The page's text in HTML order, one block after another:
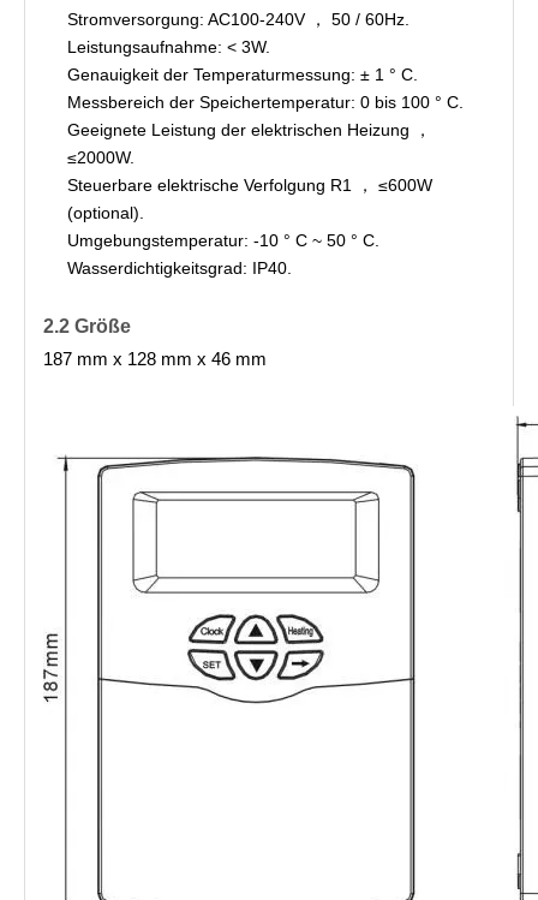
Stromversorgung: AC100-240V ， 50 / 60Hz.
Leistungsaufnahme: < 3W.
Genauigkeit der Temperaturmessung: ± 1 ° C.
Messbereich der Speichertemperatur: 0 bis 100 ° C.
Geeignete Leistung der elektrischen Heizung ，
≤2000W.
Steuerbare elektrische Verfolgung R1 ， ≤600W
(optional).
Umgebungstemperatur: -10 ° C ~ 50 ° C.
Wasserdichtigkeitsgrad: IP40.
2.2 Größe
187 mm x 128 mm x 46 mm